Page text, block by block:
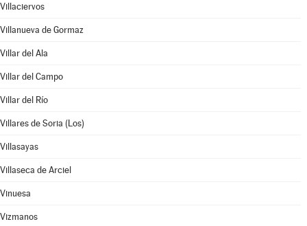
Villaciervos
Villanueva de Gormaz
Villar del Ala
Villar del Campo
Villar del Río
Villares de Soria (Los)
Villasayas
Villaseca de Arciel
Vinuesa
Vizmanos